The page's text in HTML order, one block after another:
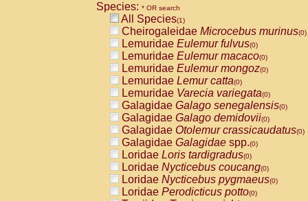
CebidaeCebus capucinus
CebidaeCebus nigrivittatus
CebidaeCebus spp.(0)
CebidaeSaimiri boliviensis(0)
CebidaeSaimiri sciureus(0)
AtelidaeAlouatta caraya(0)
AtelidaeAlouatta fusca(0)
AtelidaeAlouatta seniculus(0)
AtelidaeAlouattaspp.(0)
AtelidaeAteles belzebuth(0)
AtelidaeAteles geoffroyi(0)
AtelidaeAteles paniscus(0)
AtelidaeAtelesspp.(0)
AtelidaeLagothrix lagothricha(0)
AtelidaeLagothrix lagothricha cana
PitheciidaeCacajao calvus
Species: * OR search
All Species(1)
Cheirogaleidae Microcebus murinus(0)
Lemuridae Eulemur fulvus(0)
Lemuridae Eulemur macaco(0)
Lemuridae Eulemur mongoz(0)
Lemuridae Lemur catta(0)
Lemuridae Varecia variegata(0)
Galagidae Galago senegalensis(0)
Galagidae Galago demidovii(0)
Galagidae Otolemur crassicaudatus(0)
Galagidae Galagidae spp.(0)
Loridae Loris tardigradus(0)
Loridae Nycticebus coucang(0)
Loridae Nycticebus pygmaeus(0)
Loridae Perodicticus potto(0)